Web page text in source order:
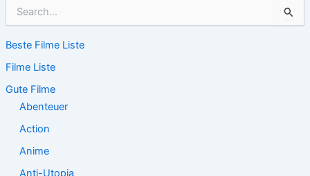
h
n
n
Beste Filme Liste
Filme Liste
Gute Filme
Abenteuer
Action
Anime
Anti-Utopia